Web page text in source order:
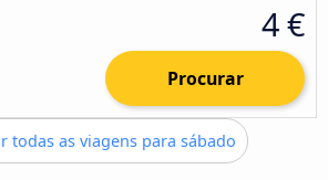
4 €
Procurar
todas as viagens para sábado